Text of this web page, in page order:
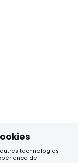
technologies
de
la collecte de vos